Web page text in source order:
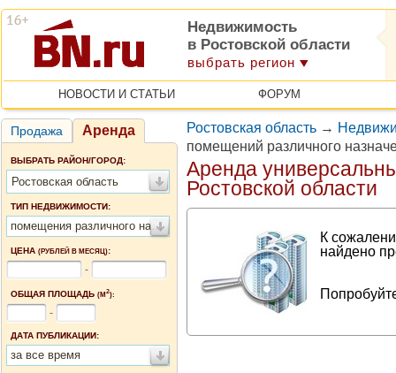
Недвижимость
в Ростовской области
выбрать регион
НОВОСТИ И СТАТЬИ ФОРУМ
Продажа Аренда
ВЫБРАТЬ РАЙОН/ГОРОД:
Ростовская область
ТИП НЕДВИЖИМОСТИ:
помещения различного назначения
ЦЕНА (РУБЛЕЙ В МЕСЯЦ):
-
ОБЩАЯ ПЛОЩАДЬ (М2):
-
ДАТА ПУБЛИКАЦИИ:
за все время
Ростовская область →
помещений различного
Аренда
Ростовской области
К
найдено